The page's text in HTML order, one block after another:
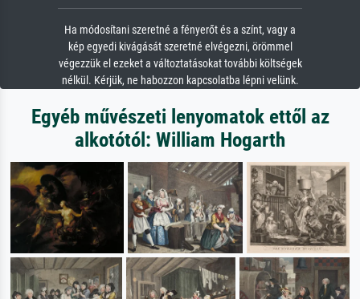
Ha módosítani szeretné a fényerőt és a színt, vagy a
kép egyedi kivágását szeretné elvégezni, örömmel
végezzük el ezeket a változtatásokat további költségek
nélkül. Kérjük, ne habozzon kapcsolatba lépni velünk.
Egyéb művészeti lenyomatok ettől az
alkotótól: William Hogarth